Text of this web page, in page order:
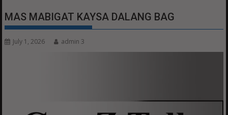
MAS MABIGAT KAYSA DALANG BAG
July 1, 2026 admin 3